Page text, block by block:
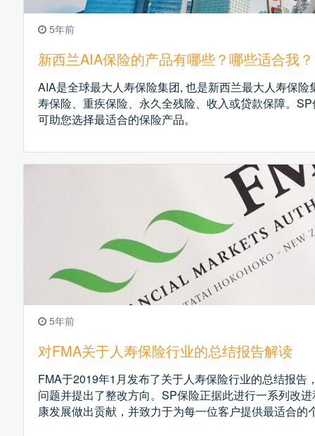
5年前
新西兰AIA保险的产品有哪些？哪些适合我？
AIA是全球最大人寿保险集团, 也是新西兰最大人寿保
寿保险、重疾保险、永久全残险、收入或贷款保障。
可助您选择最适合的保险产品。
5年前
对FMA关于人寿保险行业的总结报告解读
FMA于2019年1月发布了关于人寿保险行业的总结报告
问题并提出了整改方向。SP保险正据此进行一系列改
康发展做出贡献，并致力于为每一位客户提供最适合的